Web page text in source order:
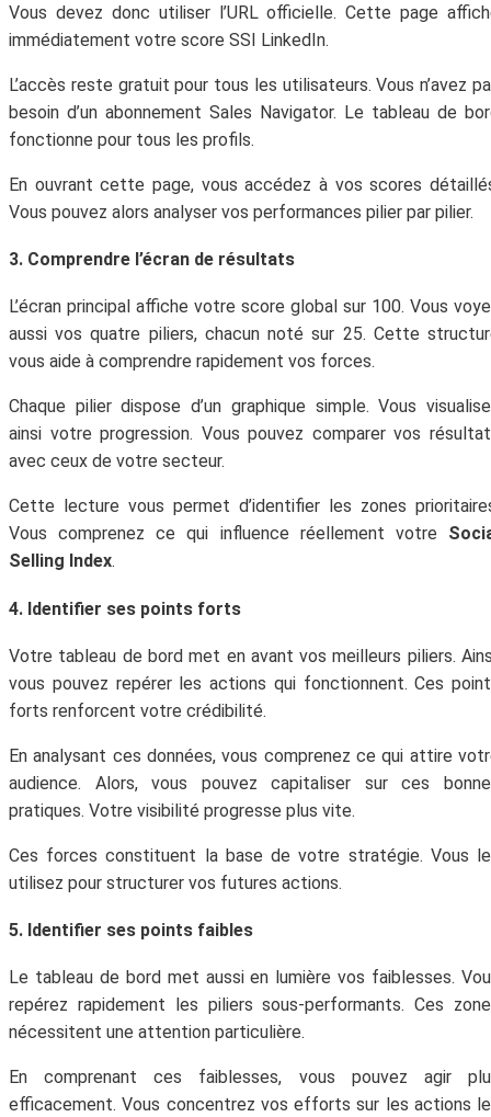
Vous devez donc utiliser l’URL officielle. Cette page
immédiatement votre score SSI LinkedIn.
L’accès reste gratuit pour tous les utilisateurs. Vous n’avez
besoin d’un abonnement Sales Navigator. Le tableau de
fonctionne pour tous les profils.
En ouvrant cette page, vous accédez à vos scores
Vous pouvez alors analyser vos performances pilier par pilier.
3. Comprendre l’écran de résultats
L’écran principal affiche votre score global sur 100. Vous
aussi vos quatre piliers, chacun noté sur 25. Cette
vous aide à comprendre rapidement vos forces.
Chaque pilier dispose d’un graphique simple. Vous
ainsi votre progression. Vous pouvez comparer vos
avec ceux de votre secteur.
Cette lecture vous permet d’identifier les zones
Vous comprenez ce qui influence réellement votre
Selling Index.
4. Identifier ses points forts
Votre tableau de bord met en avant vos meilleurs piliers.
vous pouvez repérer les actions qui fonctionnent. Ces
forts renforcent votre crédibilité.
En analysant ces données, vous comprenez ce qui attire
audience. Alors, vous pouvez capitaliser sur ces
pratiques. Votre visibilité progresse plus vite.
Ces forces constituent la base de votre stratégie. Vous
utilisez pour structurer vos futures actions.
5. Identifier ses points faibles
Le tableau de bord met aussi en lumière vos faiblesses.
repérez rapidement les piliers sous-performants. Ces
nécessitent une attention particulière.
En comprenant ces faiblesses, vous pouvez agir
efficacement. Vous concentrez vos efforts sur les actions